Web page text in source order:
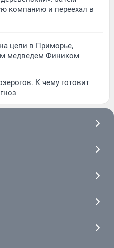
компанию и переехал в
цепи в Приморье,
медведем Фиником
К чему готовит